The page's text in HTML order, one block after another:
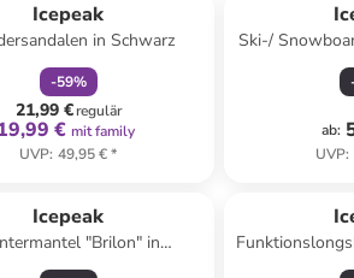
Icepeak
in Schwarz
-59%
21,99 €regulär
€ mit family
UVP: 49,95 €*
Ski-/
ab:
UVP:
Icepeak
"Brilon" in
Dunkelblau